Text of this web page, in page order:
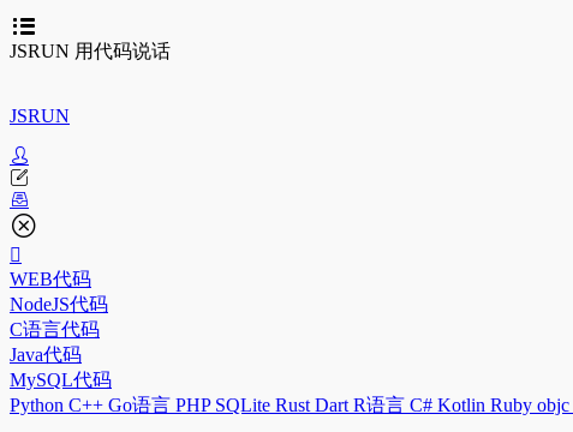
JSRUN 用代码说话
JSRUN
WEB代码
NodeJS代码
C语言代码
Java代码
MySQL代码
Python C++ Go语言 PHP SQLite Rust Dart R语言 C# Kotlin Ruby objc